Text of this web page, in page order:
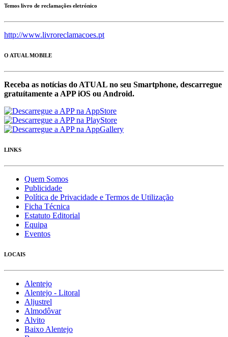
Temos livro de reclamações eletrónico
http://www.livroreclamacoes.pt
O ATUAL MOBILE
Receba as notícias do ATUAL no seu Smartphone, descarregue
gratuítamente a APP iOS ou Android.
LINKS
Quem Somos
Publicidade
Política de Privacidade e Termos de Utilização
Ficha Técnica
Estatuto Editorial
Equipa
Eventos
LOCAIS
Alentejo
Alentejo - Litoral
Aljustrel
Almodôvar
Alvito
Baixo Alentejo